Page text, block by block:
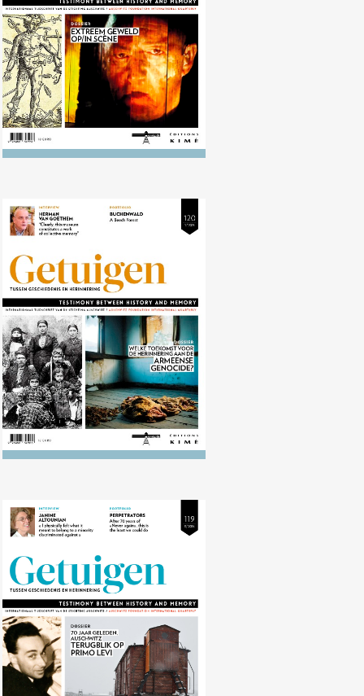
Nr. 120 (04/2015) Herinnering aan
de Armeense genocide
Nr. 119 (12/2014) 70 jaar geleden:
Auschwitz. Terugblik op Primo
Levi